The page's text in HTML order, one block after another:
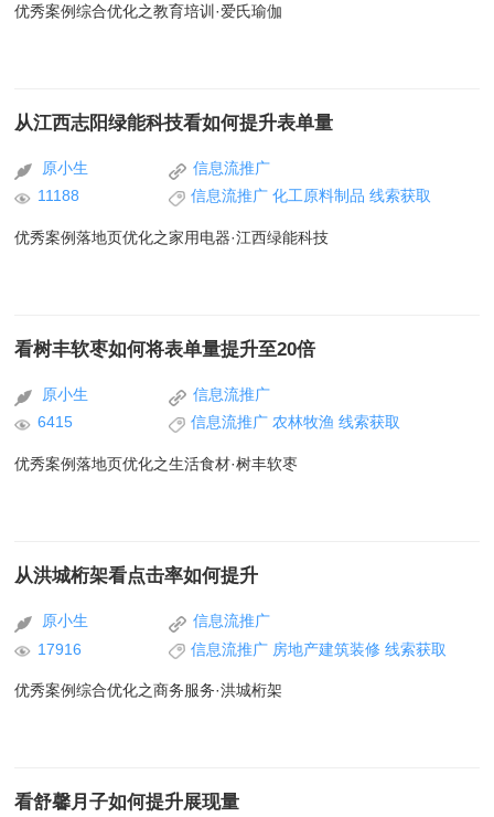
优秀案例综合优化之教育培训·爱氏瑜伽
从江西志阳绿能科技看如何提升表单量
原小生
信息流推广
11188
信息流推广 化工原料制品 线索获取
优秀案例落地页优化之家用电器·江西绿能科技
看树丰软枣如何将表单量提升至20倍
原小生
信息流推广
6415
信息流推广 农林牧渔 线索获取
优秀案例落地页优化之生活食材·树丰软枣
从洪城桁架看点击率如何提升
原小生
信息流推广
17916
信息流推广 房地产建筑装修 线索获取
优秀案例综合优化之商务服务·洪城桁架
看舒馨月子如何提升展现量